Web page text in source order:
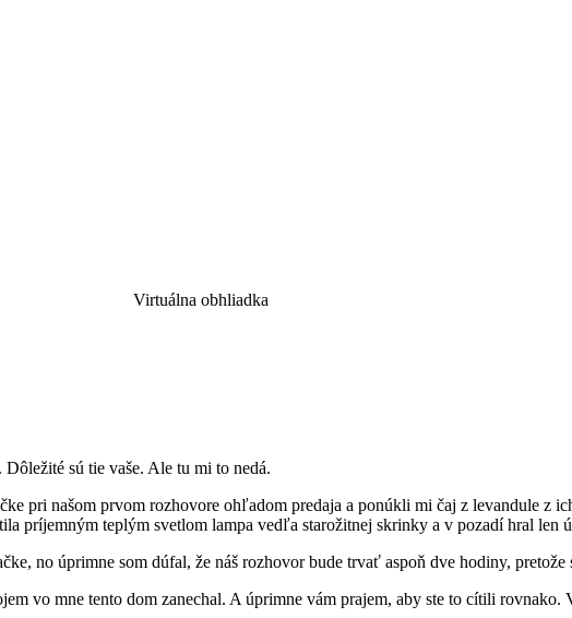
Virtuálna obhliadka
sú tie vaše. Ale tu mi to nedá.
pri našom prvom rozhovore ohľadom predaja a ponúkli mi čaj z levandule z
príjemným teplým svetlom lampa vedľa starožitnej skrinky a v pozadí hral
no úprimne som dúfal, že náš rozhovor bude trvať aspoň dve hodiny,
vo mne tento dom zanechal. A úprimne vám prajem, aby ste to cítili rovnako.